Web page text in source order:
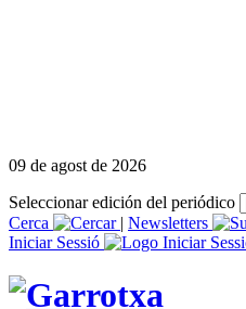
09 de agost de 2026
Seleccionar edición del periódico
Cerca
| Newsletters
Iniciar Sessió